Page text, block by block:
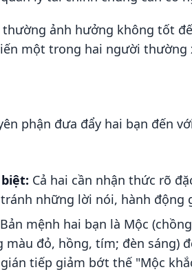
thường ảnh hưởng không tốt
một trong hai người
phận đưa đẩy hai bạn đến
Cả hai cần nhận thức rõ
những lời nói, hành
Bản mệnh hai bạn là Mộc
màu đỏ, hồng, tím; đèn sáng)
tiếp giảm bớt thế "Mộc